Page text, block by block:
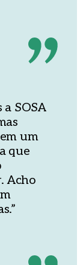
SOSA
um
que
Acho